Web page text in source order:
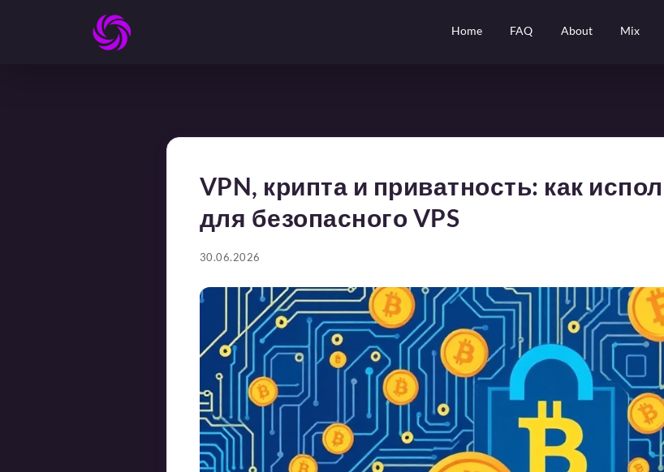
Home FAQ About Mix
VPN, крипта и приватность: как
для безопасного VPS
30.06.2026